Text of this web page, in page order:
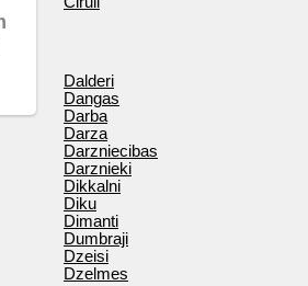
Dalderi
Dangas
Darba
Darza
Darzniecibas
Darznieki
Dikkalni
Diku
Dimanti
Dumbraji
Dzeisi
Dzelmes